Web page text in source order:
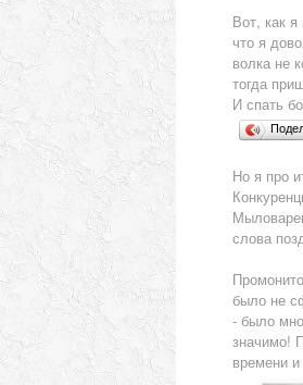
Вот, как
что я
волка не
тогда
И спать
Но я про
слова
было не
- было
значимо!
времени